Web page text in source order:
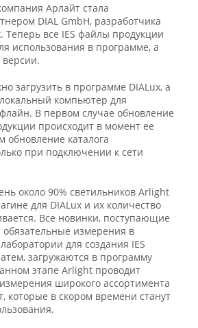
Арлайт стала
DIAL GmbH, разработчика
Теперь все IES файлы продукции
использования в программе, а
версии.
загрузить в программе DIALux, а
компьютер для
В первом случае обновление
происходит в момент ее
обновление каталога
при подключении к сети
около 90% светильников Arlight
для DIALux и их количество
Все новинки, поступающие
обязательные измерения в
для создания IES
загружаются в программу
этапе Arlight проводит
широкого ассортимента
которые в скором времени станут